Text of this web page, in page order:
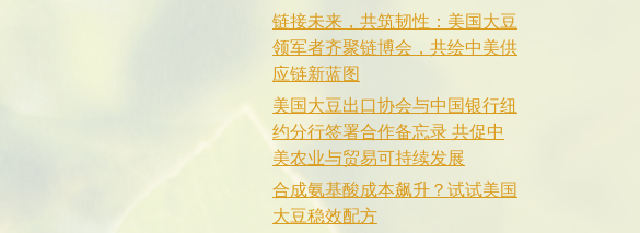
链接未来，共筑韧性：美国大豆
领军者齐聚链博会，共绘中美供
应链新蓝图
美国大豆出口协会与中国银行纽
约分行签署合作备忘录 共促中
美农业与贸易可持续发展
合成氨基酸成本飙升？试试美国
大豆稳效配方